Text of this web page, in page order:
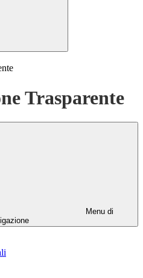
Trasparente
Menu di